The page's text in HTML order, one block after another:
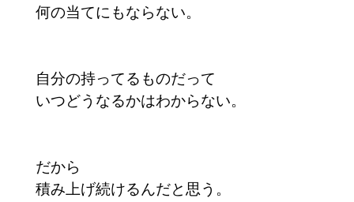
何の当てにもならない。
自分の持ってるものだって
いつどうなるかはわからない。
だから
積み上げ続けるんだと思う。